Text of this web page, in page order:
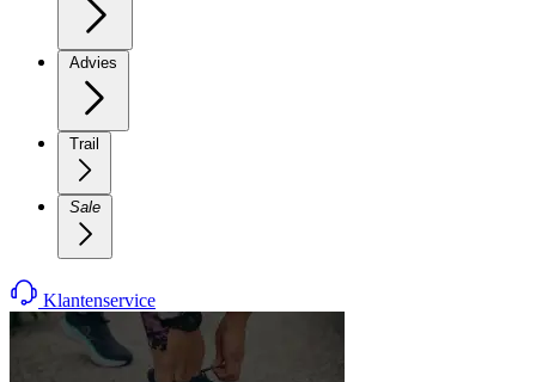
Advies
Trail
Sale
Klantenservice